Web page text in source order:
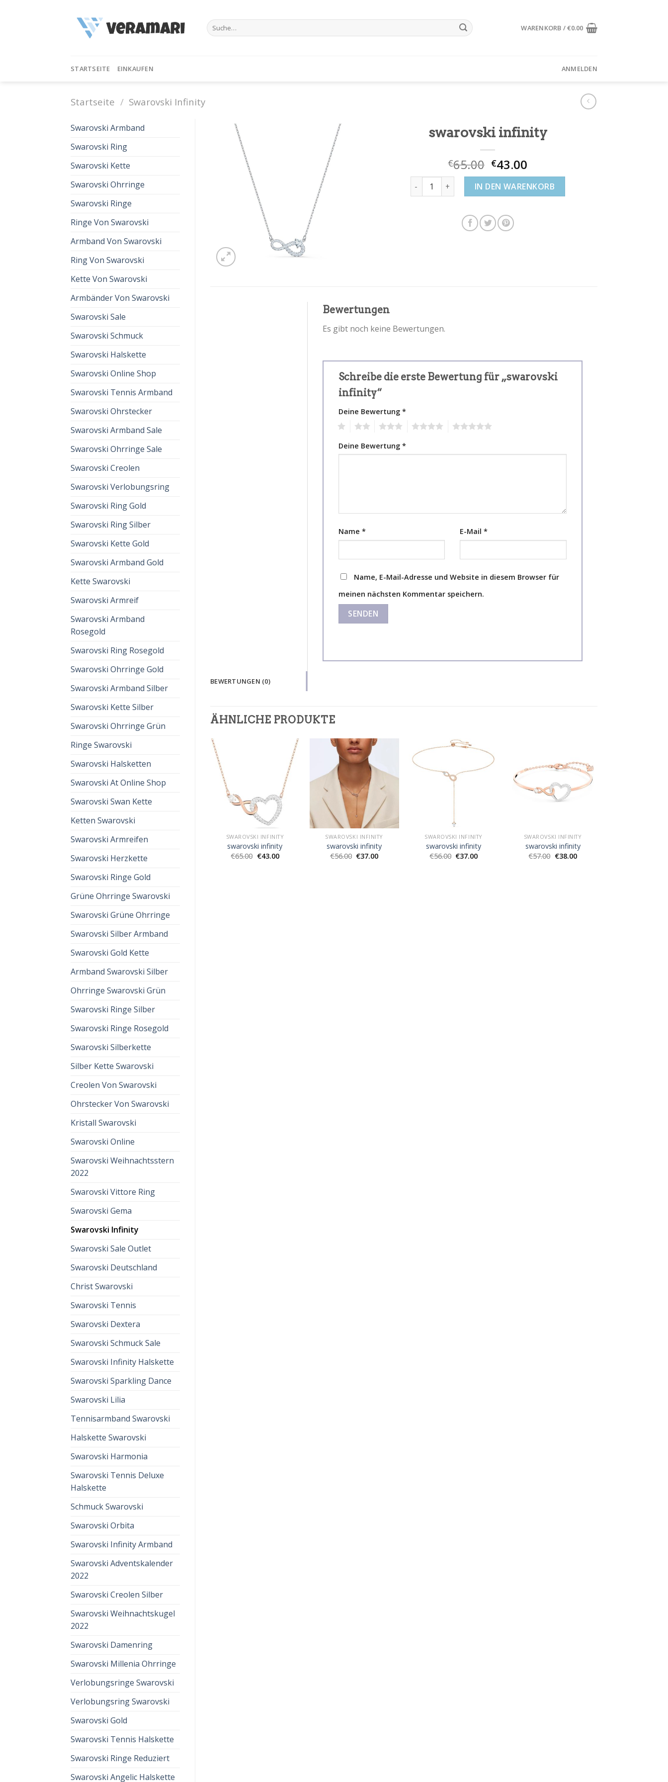
Suche
nach:
WARENKORB /€0.00
STARTSEITE EINKAUFEN ANMELDEN
Startseite / Swarovski Infinity
Swarovski Armband
Swarovski Ring
Swarovski Kette
Swarovski Ohrringe
Swarovski Ringe
Ringe Von Swarovski
Armband Von Swarovski
Ring Von Swarovski
Kette Von Swarovski
Armbänder Von Swarovski
Swarovski Sale
Swarovski Schmuck
Swarovski Halskette
Swarovski Online Shop
Swarovski Tennis Armband
Swarovski Ohrstecker
Swarovski Armband Sale
Swarovski Ohrringe Sale
Swarovski Creolen
Swarovski Verlobungsring
Swarovski Ring Gold
Swarovski Ring Silber
Swarovski Kette Gold
Swarovski Armband Gold
Kette Swarovski
Swarovski Armreif
Swarovski Armband
Rosegold
Swarovski Ring Rosegold
Swarovski Ohrringe Gold
Swarovski Armband Silber
Swarovski Kette Silber
Swarovski Ohrringe Grün
Ringe Swarovski
Swarovski Halsketten
Swarovski At Online Shop
Swarovski Swan Kette
Ketten Swarovski
Swarovski Armreifen
Swarovski Herzkette
Swarovski Ringe Gold
Grüne Ohrringe Swarovski
Swarovski Grüne Ohrringe
Swarovski Silber Armband
Swarovski Gold Kette
Armband Swarovski Silber
Ohrringe Swarovski Grün
Swarovski Ringe Silber
Swarovski Ringe Rosegold
Swarovski Silberkette
Silber Kette Swarovski
Creolen Von Swarovski
Ohrstecker Von Swarovski
Kristall Swarovski
Swarovski Online
Swarovski Weihnachtsstern
2022
Swarovski Vittore Ring
Swarovski Gema
Swarovski Infinity
Swarovski Sale Outlet
Swarovski Deutschland
Christ Swarovski
Swarovski Tennis
Swarovski Dextera
Swarovski Schmuck Sale
Swarovski Infinity Halskette
Swarovski Sparkling Dance
Swarovski Lilia
Tennisarmband Swarovski
Halskette Swarovski
Swarovski Harmonia
Swarovski Tennis Deluxe
Halskette
Schmuck Swarovski
Swarovski Orbita
Swarovski Infinity Armband
Swarovski Adventskalender
2022
Swarovski Creolen Silber
Swarovski Weihnachtskugel
2022
Swarovski Damenring
Swarovski Millenia Ohrringe
Verlobungsringe Swarovski
Verlobungsring Swarovski
Swarovski Gold
Swarovski Tennis Halskette
Swarovski Ringe Reduziert
Swarovski Angelic Halskette
swarovski infinity
€65.00 €43.00
swarovski infinity MengeIN DEN WARENKORB
BEWERTUNGEN (0)
Bewertungen
Es gibt noch keine Bewertungen.
Schreibe die erste Bewertung für „swarovski
infinity“
Deine Bewertung *
Deine Bewertung *
Name * E-Mail*
Name, E-Mail-Adresse und Website in diesem Browser für
meinen nächsten Kommentar speichern.
ÄHNLICHE PRODUKTE
SWAROVSKI INFINITY
swarovski infinity
€65.00 €43.00
SWAROVSKI INFINITY
swarovski infinity
€56.00 €37.00
SWAROVSKI INFINITY
swarovski infinity
€56.00 €37.00
SWAROVSKI INFINITY
swarovski infinity
€57.00 €38.00
SWAROVSKI INFINITY
35.00
SWAROVSKI INFINITY
€57.00